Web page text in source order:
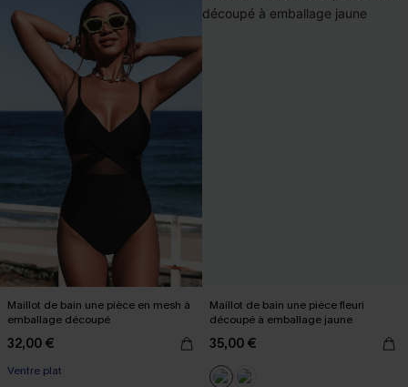
Maillot de bain une pièce en mesh à
emballage découpé
32,00 €
Ventre plat
Maillot de bain une pièce fleuri
découpé à emballage jaune
35,00 €